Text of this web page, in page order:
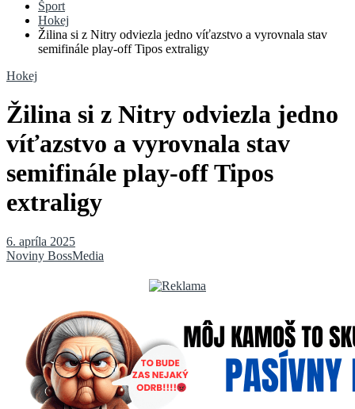
Šport
Hokej
Žilina si z Nitry odviezla jedno víťazstvo a vyrovnala stav
semifinále play-off Tipos extraligy
Hokej
Žilina si z Nitry odviezla jedno
víťazstvo a vyrovnala stav
semifinále play-off Tipos
extraligy
6. apríla 2025
Noviny BossMedia